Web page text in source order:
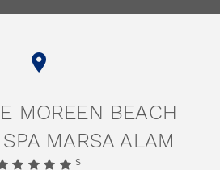
MOREEN BEACH
MARSA ALAM
S